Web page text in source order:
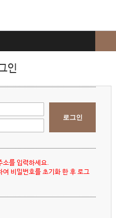
내
인
로그인
소를 입력하세요.
비밀번호를 초기화 한 후 로그